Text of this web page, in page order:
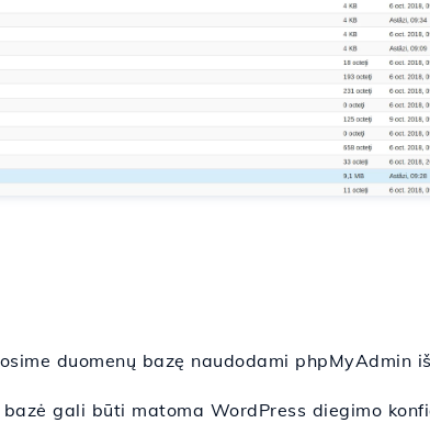
duomenų bazę naudodami phpMyAdmin
gali būti matoma WordPress diegimo